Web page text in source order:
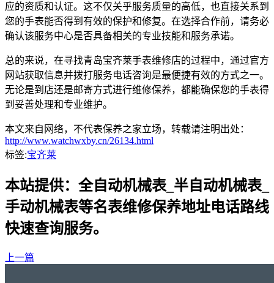
应的资质和认证。这不仅关乎服务质量的高低，也直接关系到
您的手表能否得到有效的保护和修复。在选择合作前，请务必
确认该服务中心是否具备相关的专业技能和服务承诺。
总的来说，在寻找青岛宝齐莱手表维修店的过程中，通过官方
网站获取信息并拨打服务电话咨询是最便捷有效的方式之一。
无论是到店还是邮寄方式进行维修保养，都能确保您的手表得
到妥善处理和专业维护。
本文来自网络，不代表保养之家立场，转载请注明出处：
http://www.watchwxby.cn/26134.html
标签:宝齐莱
本站提供：全自动机械表_半自动机械表_
手动机械表等名表维修保养地址电话路线
快速查询服务。
上一篇